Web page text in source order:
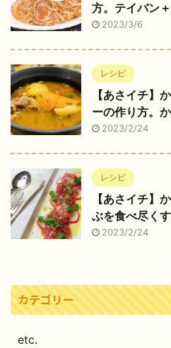
方。テイバン
2023/3/6
レシピ
【あさイチ】
ーの作り方。
2023/2/24
レシピ
【あさイチ】
ぶを食べ尽くす
2023/2/24
カテゴリー
etc.